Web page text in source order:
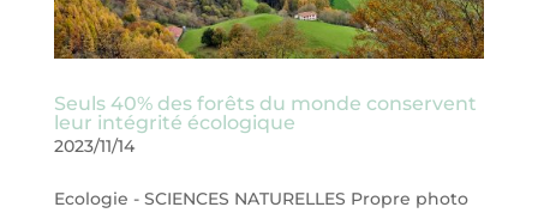
Seuls 40% des forêts du monde conservent
leur intégrité écologique
2023/11/14
Ecologie - SCIENCES NATURELLES Propre photo